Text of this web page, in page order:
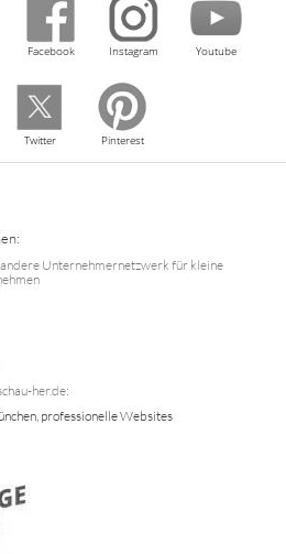
Facebook Instagram Youtube
Twitter Pinterest
Unternehmernetzwerk für kleine
her.de:
professionelle Websites